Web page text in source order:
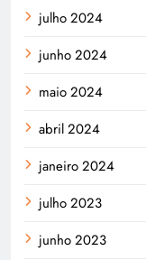
julho 2024
junho 2024
maio 2024
abril 2024
janeiro 2024
julho 2023
junho 2023